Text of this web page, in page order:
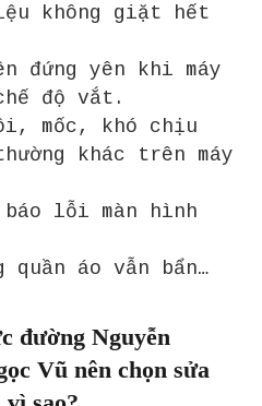
không giặt hết
đứng yên khi máy
độ vắt.
mốc, khó chịu
khác trên máy
lỗi màn hình
áo vẫn bẩn…
đường Nguyễn
Vũ nên chọn sửa